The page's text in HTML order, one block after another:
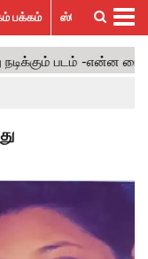
பக்கம் ஸ்பெஷல் ஸ்டோரீஸ்